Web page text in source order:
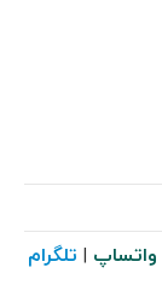
واتساپ | تلگرام